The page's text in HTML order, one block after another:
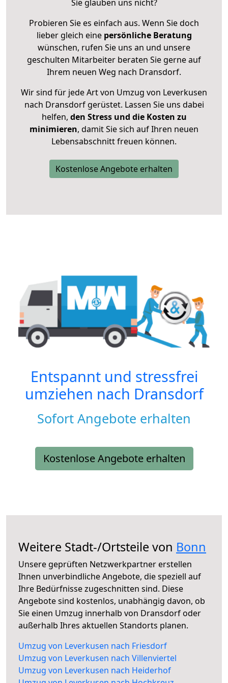
Sie glauben uns nicht?
Probieren Sie es einfach aus. Wenn Sie doch
lieber gleich eine persönliche Beratung
wünschen, rufen Sie uns an und unsere
geschulten Mitarbeiter beraten Sie gerne auf
Ihrem neuen Weg nach Dransdorf.
Wir sind für jede Art von Umzug von Leverkusen
nach Dransdorf gerüstet. Lassen Sie uns dabei
helfen, den Stress und die Kosten zu
minimieren, damit Sie sich auf Ihren neuen
Lebensabschnitt freuen können.
Kostenlose Angebote erhalten
Entspannt und stressfrei
umziehen nach Dransdorf
Sofort Angebote erhalten
Kostenlose Angebote erhalten
Weitere Stadt-/Ortsteile von Bonn
Unsere geprüften Netzwerkpartner erstellen
Ihnen unverbindliche Angebote, die speziell auf
Ihre Bedürfnisse zugeschnitten sind. Diese
Angebote sind kostenlos, unabhängig davon, ob
Sie einen Umzug innerhalb von Dransdorf oder
außerhalb Ihres aktuellen Standorts planen.
Umzug von Leverkusen nach Friesdorf
Umzug von Leverkusen nach Villenviertel
Umzug von Leverkusen nach Heiderhof